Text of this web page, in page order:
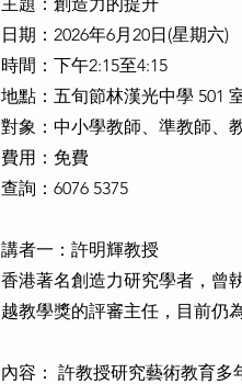
日期：2026年6月20日(星期六)
時間：下午2:15至4:15
地點：五旬節林漢光中學 501
對象：中小學教師、準教師、
費用：免費
查詢：6076 5375
講者一：許明輝教授
香港著名創造力研究學者，曾
越教學獎的評審主任，目前仍
內容： 許教授研究藝術教育